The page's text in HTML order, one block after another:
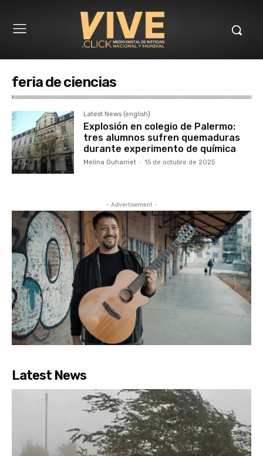
feria de ciencias
Latest News (english)
Explosión en colegio de Palermo:
tres alumnos sufren quemaduras
durante experimento de química
Melina Ouharriet - 15 de octubre de 2025
- Advertisement -
Latest News